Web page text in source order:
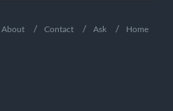
Home
Ask
Contact
About